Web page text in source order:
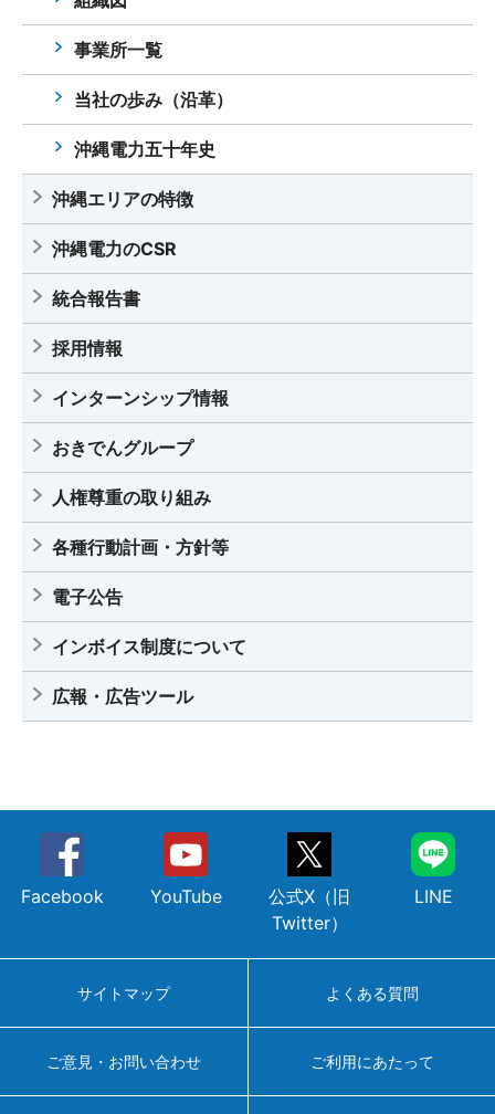
事業所一覧
当社の歩み（沿革）
沖縄電力五十年史
沖縄エリアの特徴
沖縄電力のCSR
統合報告書
採用情報
インターンシップ情報
おきでんグループ
人権尊重の取り組み
各種行動計画・方針等
電子公告
インボイス制度について
広報・広告ツール
Facebook YouTube
公式X（旧
Twitter）
LINE
サイトマップ よくある質問
ご意見・お問い合わせ ご利用にあたって